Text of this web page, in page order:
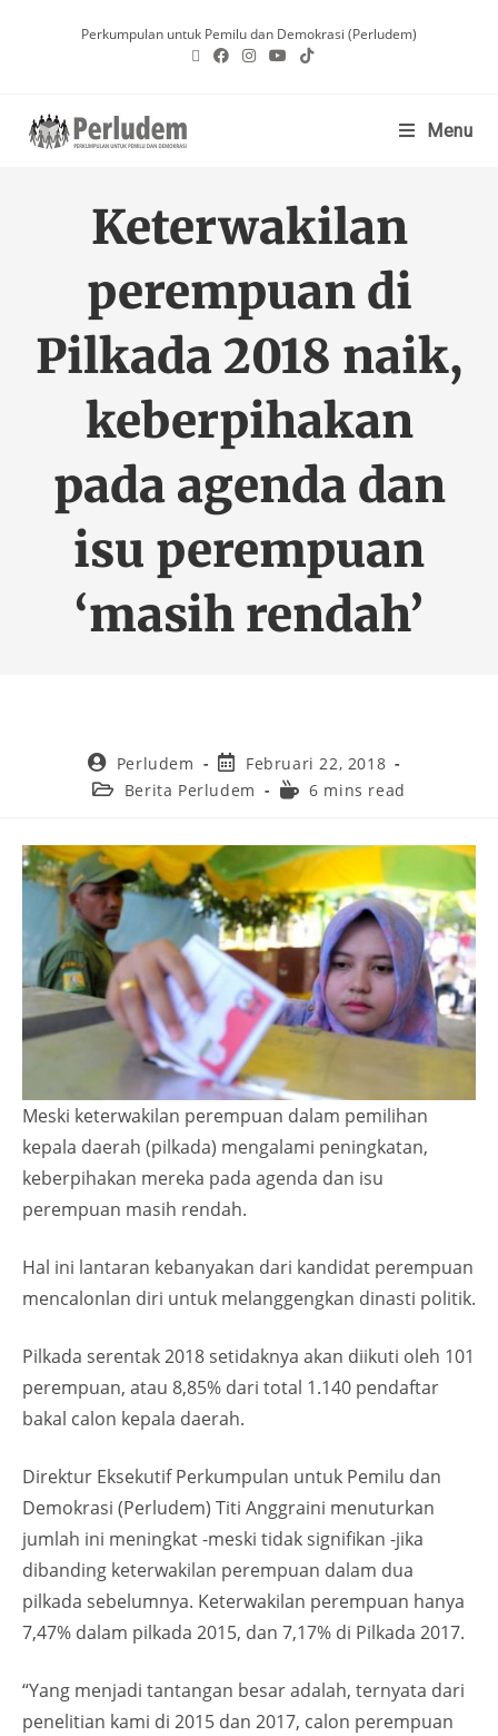
Perkumpulan untuk Pemilu dan Demokrasi (Perludem)
Menu
Keterwakilan
perempuan di
Pilkada 2018 naik,
keberpihakan
pada agenda dan
isu perempuan
‘masih rendah’
Perludem
Februari 22, 2018
Berita Perludem
6 mins read
Meski keterwakilan perempuan dalam pemilihan
kepala daerah (pilkada) mengalami peningkatan,
keberpihakan mereka pada agenda dan isu
perempuan masih rendah.
Hal ini lantaran kebanyakan dari kandidat perempuan
mencalonlan diri untuk melanggengkan dinasti politik.
Pilkada serentak 2018 setidaknya akan diikuti oleh 101
perempuan, atau 8,85% dari total 1.140 pendaftar
bakal calon kepala daerah.
Direktur Eksekutif Perkumpulan untuk Pemilu dan
Demokrasi (Perludem) Titi Anggraini menuturkan
jumlah ini meningkat -meski tidak signifikan -jika
dibanding keterwakilan perempuan dalam dua
pilkada sebelumnya. Keterwakilan perempuan hanya
7,47% dalam pilkada 2015, dan 7,17% di Pilkada 2017.
“Yang menjadi tantangan besar adalah, ternyata dari
penelitian kami di 2015 dan 2017, calon perempuan